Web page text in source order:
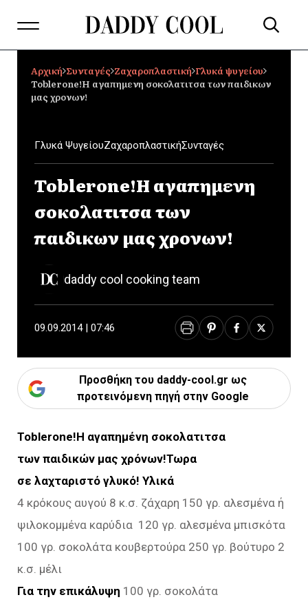
Αρχική Συνταγές Ζαχαροπλαστική Γλυκά ψυγείου
Toblerone!H αγαπημενη σοκολατιτσα των παιδικων
μας χρονων!
Γλυκά ΨυγείουΖαχαροπλαστικήΣυνταγές
Toblerone!H αγαπημενη
σοκολατιτσα των
παιδικων μας χρονων!
daddy cool cooking team
09.09.2014 | 07:46
Προσθήκη του daddy-cool.gr ως
προτεινόμενη πηγή στην Google
Toblerone!H αγαπημένη σοκολατιτσα
των παιδικών μας χρόνων!Τωρα
σε λαχταριστό γλυκό! Υλικά
4 κρόκους αυγού 8 κ.σ. ζάχαρη 150 γρ. αλεσμένα ή
ψιλοκομμένα καρύδια 120 γρ. αλεσμένα μπισκότα
100 γρ. σοκολάτα κουβερτούρα 250 γρ. βούτυρο 2
κ.σ. μέλι
Για την επικάλυψη 100 γρ. σοκολάτα